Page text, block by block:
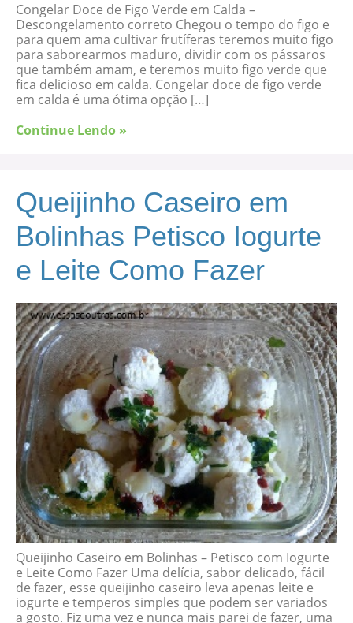
Congelar Doce de Figo Verde em Calda –
Descongelamento correto Chegou o tempo do figo e
para quem ama cultivar frutíferas teremos muito figo
para saborearmos maduro, dividir com os pássaros
que também amam, e teremos muito figo verde que
fica delicioso em calda. Congelar doce de figo verde
em calda é uma ótima opção […]
Continue Lendo »
Queijinho Caseiro em
Bolinhas Petisco Iogurte
e Leite Como Fazer
Queijinho Caseiro em Bolinhas – Petisco com Iogurte
e Leite Como Fazer Uma delícia, sabor delicado, fácil
de fazer, esse queijinho caseiro leva apenas leite e
iogurte e temperos simples que podem ser variados
a gosto. Fiz uma vez e nunca mais parei de fazer, uma